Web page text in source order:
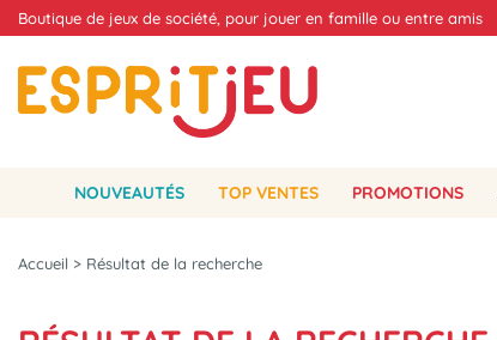
Boutique de jeux de société, pour jouer en famille ou entre amis
NOUVEAUTÉS TOP VENTES PROMOTIONS
Accueil > Résultat de la recherche